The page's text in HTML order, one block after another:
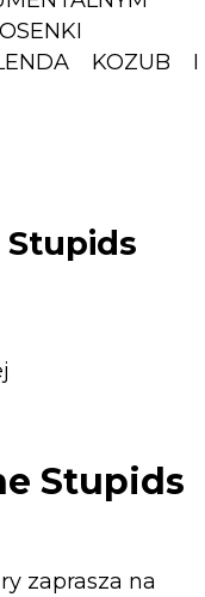
KOZUB I
Stupids
The
Stupids
Stupids
zaprasza na